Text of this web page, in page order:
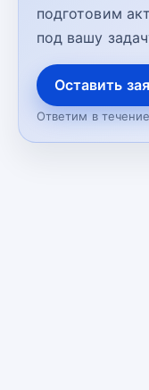
подготовим
под вашу
Оставить
Ответим в